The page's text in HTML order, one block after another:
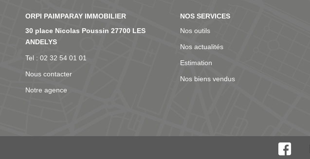
NOS AGENCES
30 place Nicolas Poussin 27700 LES
ANDELYS
Tel : 02 32 54 01 01
Nous contacter
Notre agence
NOS SERVICES
Nos outils
Nos actualités
Estimation
Nos biens vendus